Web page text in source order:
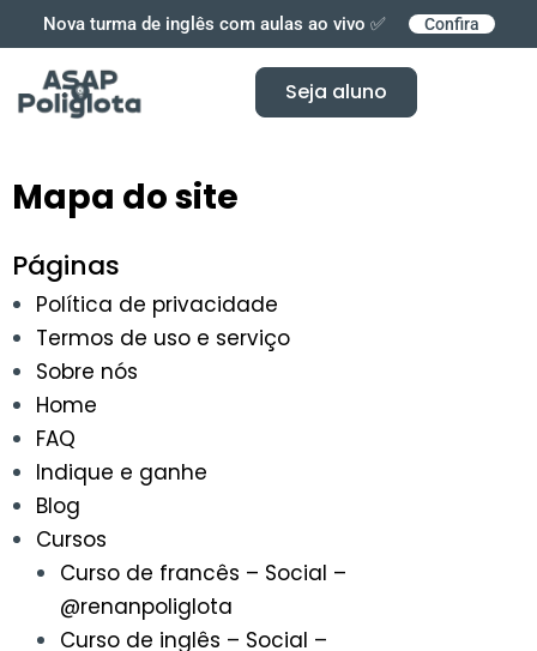
conteúdo
Nova turma de inglês com aulas ao vivo ✅ Confira
Seja aluno
Mapa do site
Páginas
Política de privacidade
Termos de uso e serviço
Sobre nós
Home
FAQ
Indique e ganhe
Blog
Cursos
Curso de francês – Social –
@renanpoliglota
Curso de inglês – Social –